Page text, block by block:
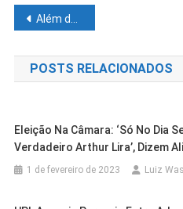
Navegação
de
Post
Além da coincidência: filhas de irmãs gêmeas nascem com uma hora de diferença
POSTS RELACIONADOS
Eleição Na Câmara: ‘Só No Dia
Verdadeiro Arthur Lira’, Dizem
1 de fevereiro de 2023 Luiz